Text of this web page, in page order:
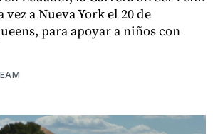
a Nueva York el 20 de
para apoyar a niños con